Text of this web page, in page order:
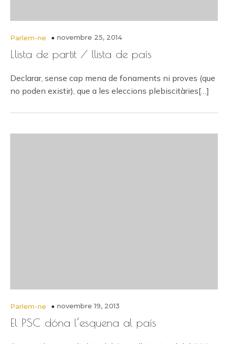
Parlem-ne novembre 25, 2014
Llista de partit / llista de país
Declarar, sense cap mena de fonaments ni proves (que
no poden existir), que a les eleccions plebiscitàries[…]
Parlem-ne novembre 19, 2013
El PSC dóna l’esquena al país